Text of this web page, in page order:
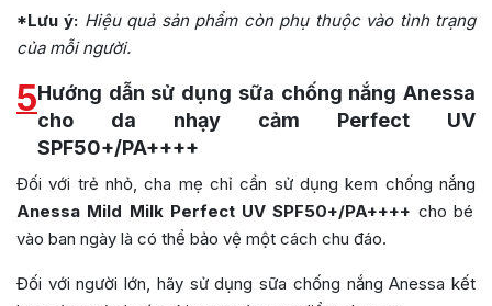
*Lưu ý: Hiệu quả sản phẩm còn phụ thuộc vào tình trạng
của mỗi người.
5Hướng dẫn sử dụng sữa chống nắng Anessa
cho da nhạy cảm Perfect UV
SPF50+/PA++++
Đối với trẻ nhỏ, cha mẹ chỉ cần sử dụng kem chống nắng
Anessa Mild Milk Perfect UV SPF50+/PA++++ cho bé
vào ban ngày là có thể bảo vệ một cách chu đáo.
Đối với người lớn, hãy sử dụng sữa chống nắng Anessa kết